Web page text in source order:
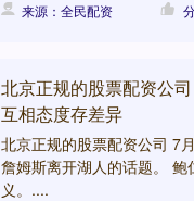
来源：全民配资
北京正规的股票配资公
互相态度存差异
北京正规的股票配资公司 7
詹姆斯离开湖人的话题。 鲍
义。....